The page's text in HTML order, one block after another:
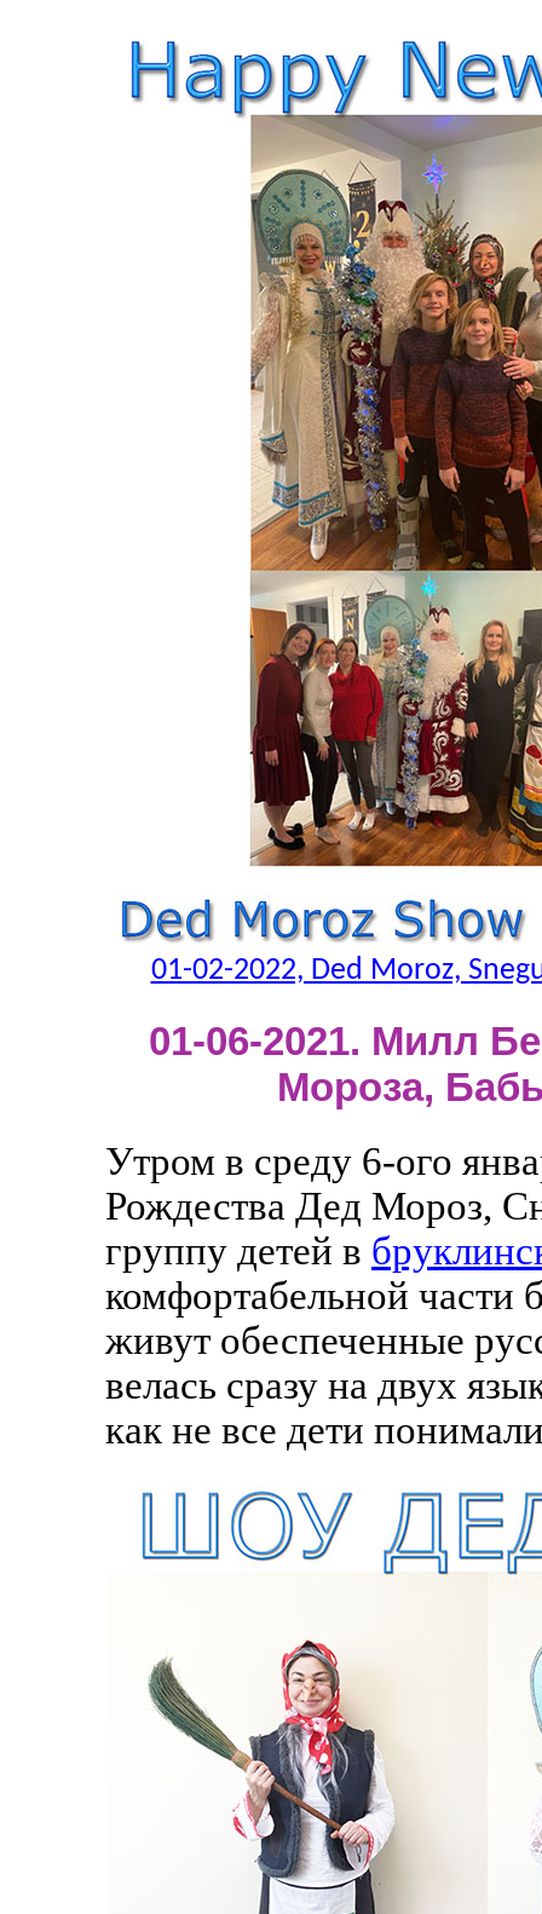
01-02-2022, Ded Moroz,
01-06-2021. Милл
Мороза,
Утром в среду 6-ого
Рождества Дед Мороз,
группу детей в
комфортабельной
живут обеспеченные
велась сразу на двух
как не все дети